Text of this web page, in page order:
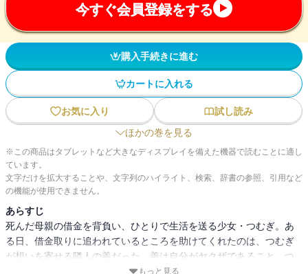
今すぐ会員登録をする
購入手続きに進む
カートに入れる
お気に入り
試し読み
ほかの巻を見る
※この商品はタブレットなど大きなディスプレイを備えた機器で読むことに適し
ています。
文字だけを拡大することや、文字列のハイライト、検索、辞書の参照、引用など
の機能が使用できません。
あらすじ
死んだ母親の借金を背負い、ひとりで生活を送る少女・つむぎ。あ
る日、借金取りに追われているところを助けてくれたのは、つむぎ
が想いを寄せる隣人の善だった。善は自分がヤクザであること、つ
むぎは組長の娘であることを告げ、「若頭と結婚してほしい」と頼
もっと見る